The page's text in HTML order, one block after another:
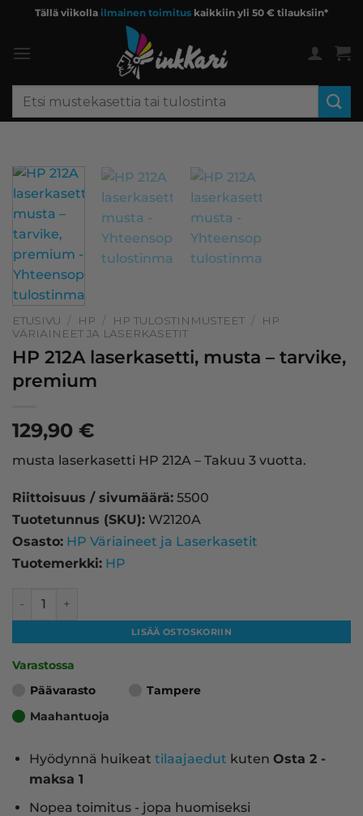
content
Tällä viikolla ilmainen toimitus kaikkiin yli 50 € tilauksiin*
Etsi:
ETUSIVU / HP / HP TULOSTINMUSTEET /
HP
VÄRIAINEET JA LASERKASETIT
HP 212A laserkasetti, musta – tarvike,
premium
129,90 €
musta laserkasetti HP 212A – Takuu 3 vuotta.
Riittoisuus / sivumäärä: 5500
Tuotetunnus (SKU): W2120A
Osasto: HP Väriaineet ja Laserkasetit
Tuotemerkki: HP
HP 212A laserkasetti, musta – tarvike, premium määrä
LISÄÄ OSTOSKORIIN
Varastossa
Päävarasto
Tampere
Maahantuoja
Hyödynnä huikeat tilaajaedut kuten Osta 2 -
maksa 1
Nopea toimitus - jopa huomiseksi